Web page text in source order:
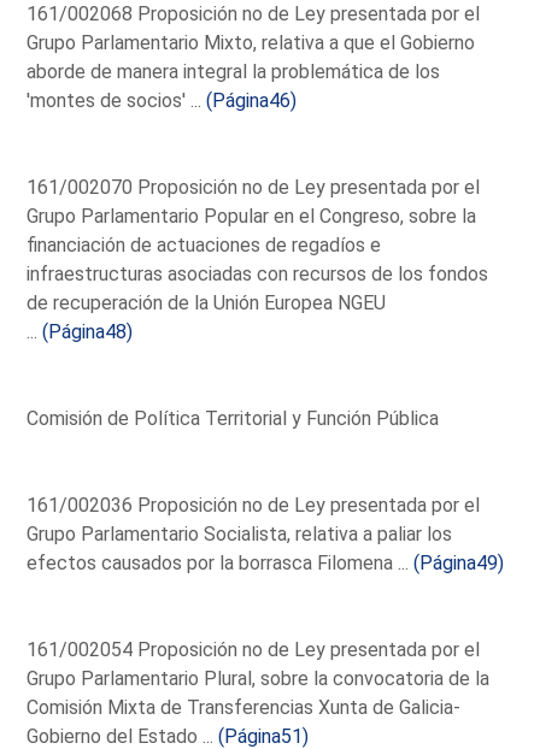
161/002068 Proposición no de Ley presentada por el
Grupo Parlamentario Mixto, relativa a que el Gobierno
aborde de manera integral la problemática de los
'montes de socios' ...(Página46)
161/002070 Proposición no de Ley presentada por el
Grupo Parlamentario Popular en el Congreso, sobre la
financiación de actuaciones de regadíos e
infraestructuras asociadas con recursos de los fondos
de recuperación de la Unión Europea NGEU
...(Página48)
Comisión de Política Territorial y Función Pública
161/002036 Proposición no de Ley presentada por el
Grupo Parlamentario Socialista, relativa a paliar los
efectos causados por la borrasca Filomena ...(Página49)
161/002054 Proposición no de Ley presentada por el
Grupo Parlamentario Plural, sobre la convocatoria de la
Comisión Mixta de Transferencias Xunta de Galicia-
Gobierno del Estado ...(Página51)